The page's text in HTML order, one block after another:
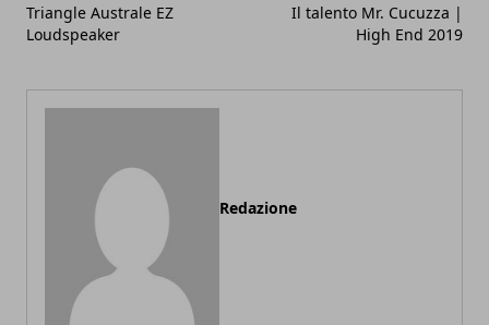
Triangle Australe EZ
Loudspeaker
Il talento Mr. Cucuzza |
High End 2019
Redazione